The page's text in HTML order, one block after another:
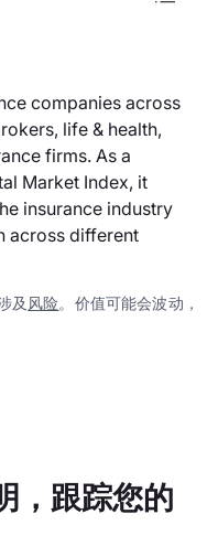
companies across
life & health,
firms. As a
Market Index, it
insurance industry
across different
及 风险。价值可能会波动，
，跟踪您的